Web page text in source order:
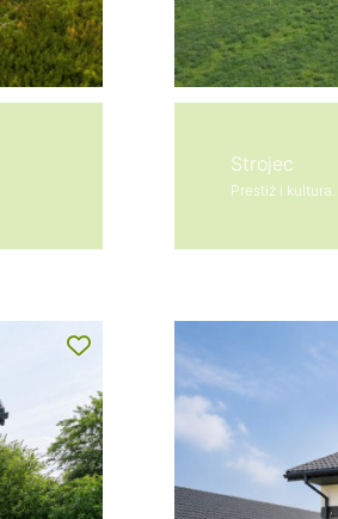
Strojec
Prestiż i